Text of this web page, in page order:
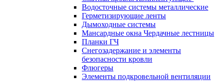
Водосточные системы металлические
Герметизирующие ленты
Дымоходные системы
Мансардные окна Чердачные лестницы
Планки ГЧ
Снегозадержание и элементы
безопасности кровли
Флюгеры
Элементы подкровельной вентиляции